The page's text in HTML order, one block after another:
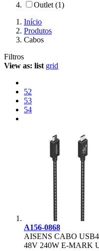
Outlet (1)
Início
Produtos
Cabos
Filtros
View as: list grid
52
53
54
A156-0868
AISENS CABO
48V 240W E-MARK